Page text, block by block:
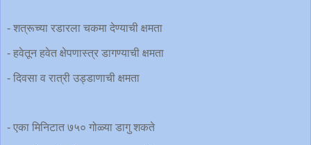
- शत्रूच्या रडारला चकमा देण्याची क्षमता
- हवेतून हवेत क्षेपणास्त्र डागण्याची क्षमता
- दिवसा व रात्री उड्डाणाची क्षमता
- एका मिनिटात ७५० गोळ्या डागु शकते